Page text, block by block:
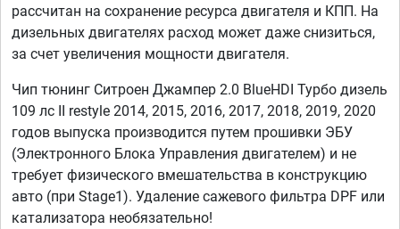
рассчитан на сохранение ресурса двигателя и КПП. На
дизельных двигателях расход может даже снизиться,
за счет увеличения мощности двигателя.
Чип тюнинг Ситроен Джампер 2.0 BlueHDI Турбо дизель
109 лс II restyle 2014, 2015, 2016, 2017, 2018, 2019, 2020
годов выпуска производится путем прошивки ЭБУ
(Электронного Блока Управления двигателем) и не
требует физического вмешательства в конструкцию
авто (при Stage1). Удаление сажевого фильтра DPF или
катализатора необязательно!